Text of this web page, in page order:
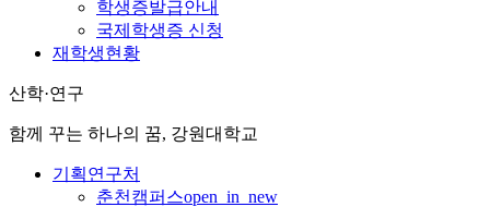
학생증발급안내
국제학생증 신청
재학생현황
산학·연구
함께 꾸는 하나의 꿈, 강원대학교
기획연구처
춘천캠퍼스open_in_new